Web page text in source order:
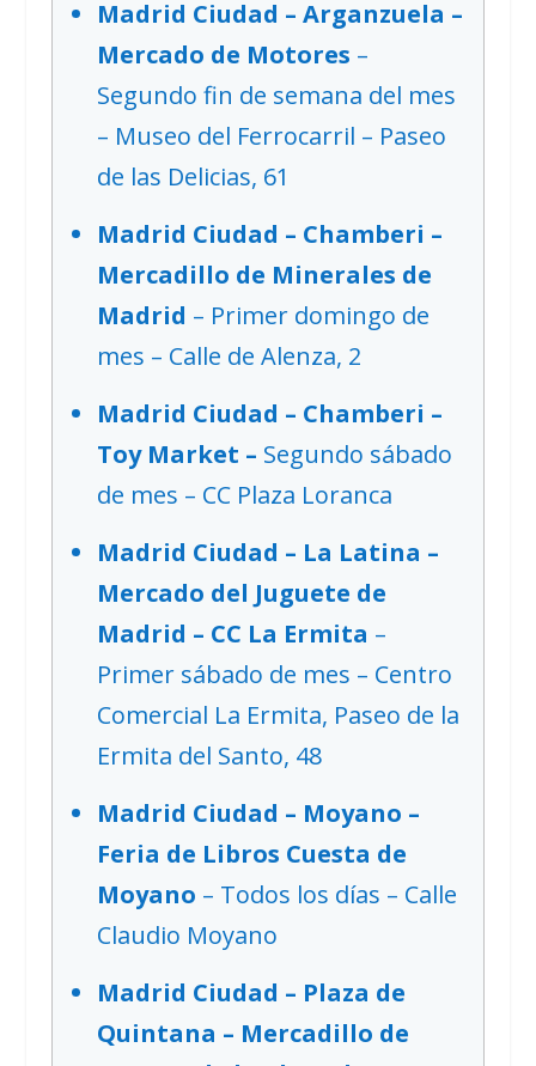
Madrid Ciudad – Arganzuela –
Mercado de Motores –
Segundo fin de semana del mes
– Museo del Ferrocarril – Paseo
de las Delicias, 61
Madrid Ciudad – Chamberi –
Mercadillo de Minerales de
Madrid – Primer domingo de
mes – Calle de Alenza, 2
Madrid Ciudad – Chamberi –
Toy Market – Segundo sábado
de mes – CC Plaza Loranca
Madrid Ciudad – La Latina –
Mercado del Juguete de
Madrid – CC La Ermita –
Primer sábado de mes – Centro
Comercial La Ermita, Paseo de la
Ermita del Santo, 48
Madrid Ciudad – Moyano –
Feria de Libros Cuesta de
Moyano – Todos los días – Calle
Claudio Moyano
Madrid Ciudad – Plaza de
Quintana – Mercadillo de